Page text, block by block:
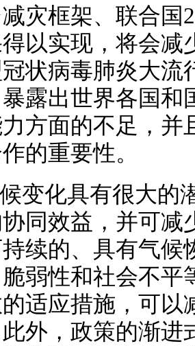
灾框架、联合国
以实现，将会减
状病毒肺炎大流
露出世界各国和
方面的不足，并
的重要性。
变化具有很大的
同效益，并可减
续的、具有气
弱性和社会不平
适应措施，可以
外，政策的渐进